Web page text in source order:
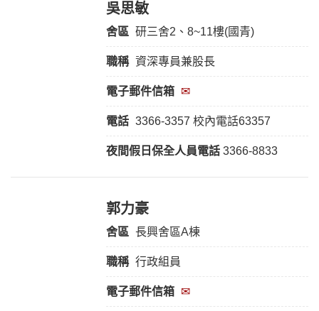
吳思敏
舍區 研三舍2、8~11樓(國青)
職稱 資深專員兼股長
電子郵件信箱 ✉
電話 3366-3357 校內電話63357
夜間假日保全人員電話 3366-8833
郭力豪
舍區 長興舍區A棟
職稱 行政組員
電子郵件信箱 ✉